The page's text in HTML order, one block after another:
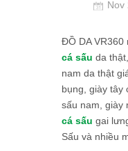
Nov
ĐỒ DA VR360
cá sấu da
nam da thật
bụng, giày tây
sấu nam, giày
cá sấu gai
Sấu và nhiều